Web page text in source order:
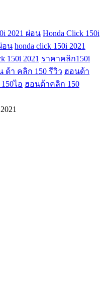
2021 ผ่อน Honda Click 150i
อน honda click 150i 2021
150i 2021 ราคาคลิก150i
ด้า คลิก 150 รีวิว ฮอนด้า
ไอ ฮอนด้าคลิก 150